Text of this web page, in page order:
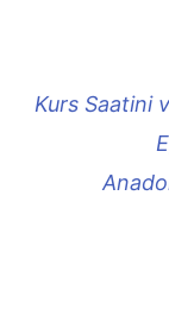
Kurs Saatini